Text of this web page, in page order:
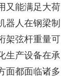
又能满足大荷
器人在钢梁制
架弦杆重量可
生产设备在承
面都面临诸多